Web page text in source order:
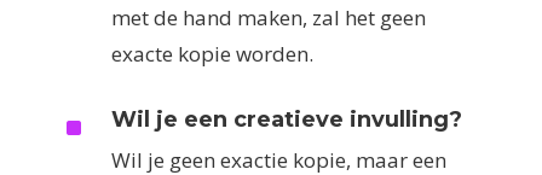
met de hand maken, zal het geen
exacte kopie worden.
^ Wil je een creatieve invulling?
Wil je geen exactie kopie, maar een